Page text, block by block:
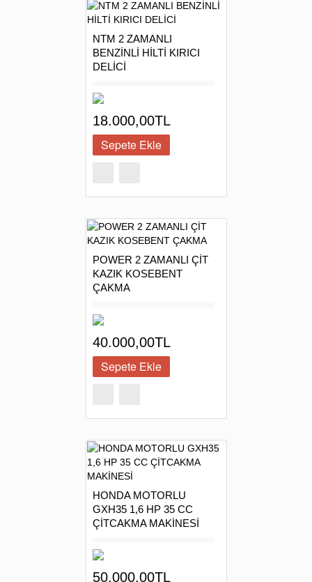
NTM 2 ZAMANLI
BENZİNLİ HİLTİ KIRICI
DELİCİ
18.000,00TL
POWER 2 ZAMANLI ÇİT
KAZIK KOSEBENT
ÇAKMA
40.000,00TL
HONDA MOTORLU
GXH35 1,6 HP 35 CC
ÇİTCAKMA MAKİNESİ
50.000,00TL